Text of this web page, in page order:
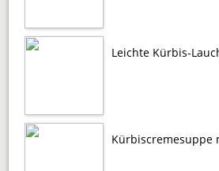
Leichte Kürbis-
Kürbiscremesuppe